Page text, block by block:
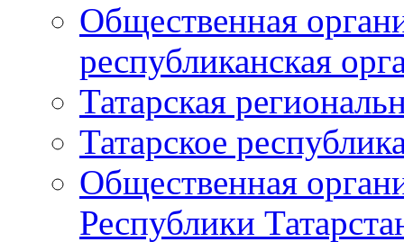
Общественная
республиканская
Татарская
Татарское
Общественная
Республики